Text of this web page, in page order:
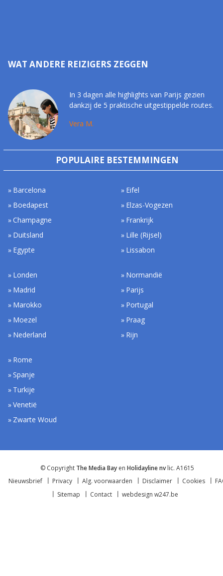
WAT ANDERE REIZIGERS ZEGGEN
In 3 dagen alle highlights van Parijs gezien
dankzij de 5 praktische uitgestippelde routes.
Vera M.
POPULAIRE BESTEMMINGEN
Barcelona
Boedapest
Champagne
Duitsland
Egypte
Eifel
Elzas-Vogezen
Frankrijk
Lille (Rijsel)
Lissabon
Londen
Madrid
Marokko
Moezel
Nederland
Normandië
Parijs
Portugal
Praag
Rijn
Rome
Spanje
Turkije
Venetië
Zwarte Woud
© Copyright The Media Bay en Holidayline nvlic. A1615
Nieuwsbrief
Privacy Alg. voorwaarden Disclaimer Cookies
Sitemap
Contact webdesign w247.be